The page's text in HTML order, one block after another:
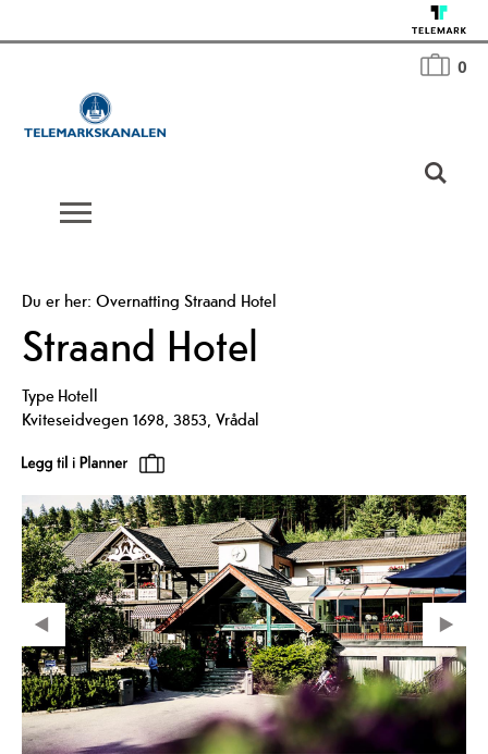
0
Du er her: Overnatting Straand Hotel
Straand Hotel
TypeHotell
Kviteseidvegen 1698, 3853, Vrådal